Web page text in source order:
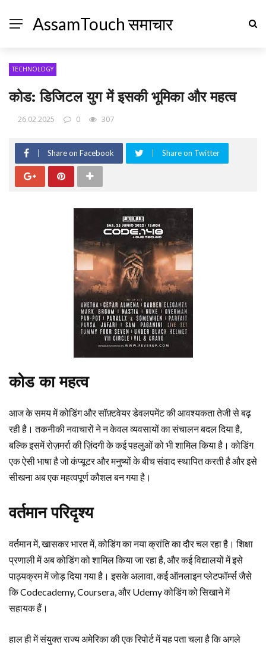
AssamTouch समाचार
TECHNOLOGY
कोड: डिजिटल युग में इसकी भूमिका और महत्व
26.02.2025 0 307
Share on Facebook Share on Twitter
कोड का महत्व
आज के समय में कोडिंग और सॉफ़्टवेयर डेवलपमेंट की आवश्यकता तेजी से बढ़
रही है। तकनीकी नवाचारों ने न केवल व्यवसायों का संचालन बदल दिया है,
बल्कि इसमें रोज़मर्रा की ज़िंदगी के कई पहलुओं को भी शामिल किया है। कोडिंग
एक ऐसी भाषा है जो कंप्यूटर और मनुष्यों के बीच संवाद स्थापित करती है और इसे
सीखना अब एक महत्वपूर्ण कौशल बन गया है।
वर्तमान परिदृश्य
वर्तमान में, खासकर भारत में, कोडिंग का नया क्रांति का दौर चल रहा है। शिक्षा
प्रणाली में अब कोडिंग को शामिल किया जा रहा है, और कई विद्यालयों में इसे
पाठ्यक्रम में जोड़ दिया गया है। इसके अलावा, कई ऑनलाइन प्लेटफॉर्म्स जैसे
कि Codecademy, Coursera, और Udemy कोडिंग को सिखाने में
सहायक हैं।
हाल ही में संयुक्त राज्य अमेरिका की एक रिपोर्ट में यह पता चला है कि अगले